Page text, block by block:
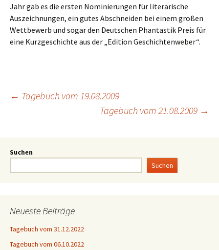
Jahr gab es die ersten Nominierungen für literarische
Auszeichnungen, ein gutes Abschneiden bei einem großen
Wettbewerb und sogar den Deutschen Phantastik Preis für
eine Kurzgeschichte aus der „Edition Geschichtenweber“.
← Tagebuch vom 19.08.2009
Tagebuch vom 21.08.2009 →
Suchen
Suchen
Neueste Beiträge
Tagebuch vom 31.12.2022
Tagebuch vom 06.10.2022